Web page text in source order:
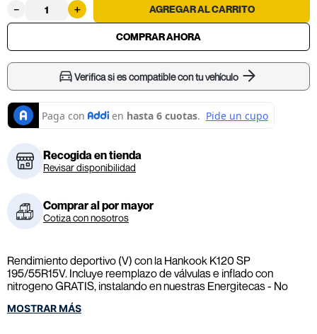
＋
－
Verifica si es compatible con tu vehículo
Recogida en tienda
Revisar disponibilidad
Comprar al por mayor
Cotiza con nosotros
Rendimiento deportivo (V) con la Hankook K120 SP
195/55R15V. Incluye reemplazo de válvulas e inflado con
nitrogeno GRATIS, instalando en nuestras Energitecas - No
incluye Rin, ni elementos adicionales.
MOSTRAR MÁS